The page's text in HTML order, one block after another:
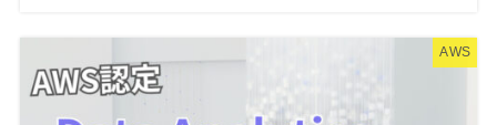
AWS